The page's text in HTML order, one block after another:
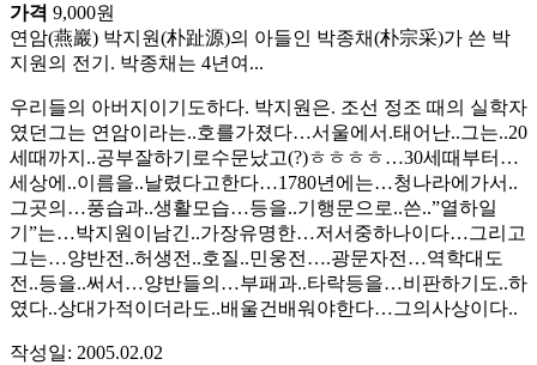
가격 9,000원
연암(燕巖) 박지원(朴趾源)의 아들인 박종채(朴宗采)가 쓴 박
지원의 전기. 박종채는 4년여...
우리들의 아버지이기도하다. 박지원은. 조선 정조 때의 실학자
였던그는 연암이라는..호를가졌다…서울에서.태어난..그는..20
세때까지..공부잘하기로수문났고(?)ㅎㅎㅎㅎ…30세때부터…
세상에..이름을..날렸다고한다…1780년에는…청나라에가서..
그곳의…풍습과..생활모습…등을..기행문으로..쓴..”열하일
기”는…박지원이남긴..가장유명한…저서중하나이다…그리고
그는…양반전..허생전..호질..민웅전….광문자전…역학대도
전..등을..써서…양반들의…부패과..타락등을…비판하기도..하
였다..상대가적이더라도..배울건배워야한다…그의사상이다..
작성일: 2005.02.02